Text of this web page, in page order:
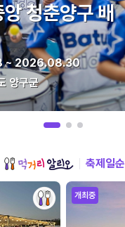
청춘양구 배
~ 2026.08.30
양구군
축제일순
개최중